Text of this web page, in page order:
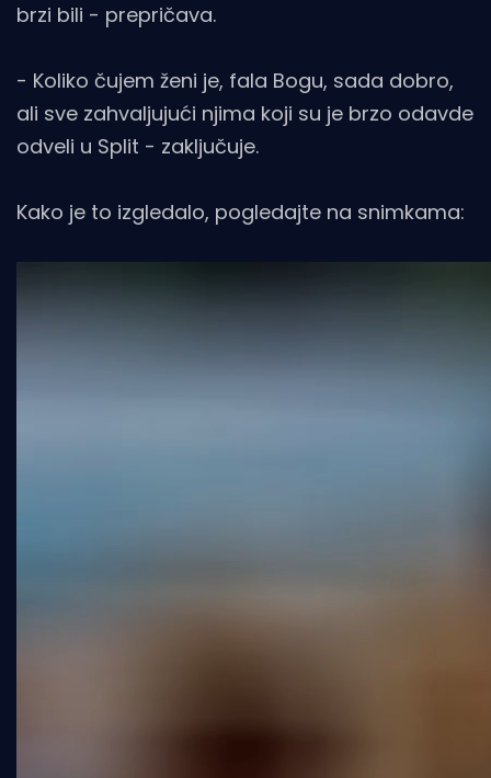
brzi bili - prepričava.
- Koliko čujem ženi je, fala Bogu, sada dobro,
ali sve zahvaljujući njima koji su je brzo odavde
odveli u Split - zaključuje.
Kako je to izgledalo, pogledajte na snimkama: